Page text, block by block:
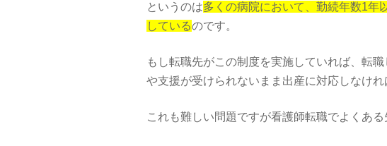
というのは多くの病院において、勤続年数1年
しているのです。
もし転職先がこの制度を実施していれば、転
や支援が受けられないまま出産に対応しなけれ
これも難しい問題ですが看護師転職でよくあ